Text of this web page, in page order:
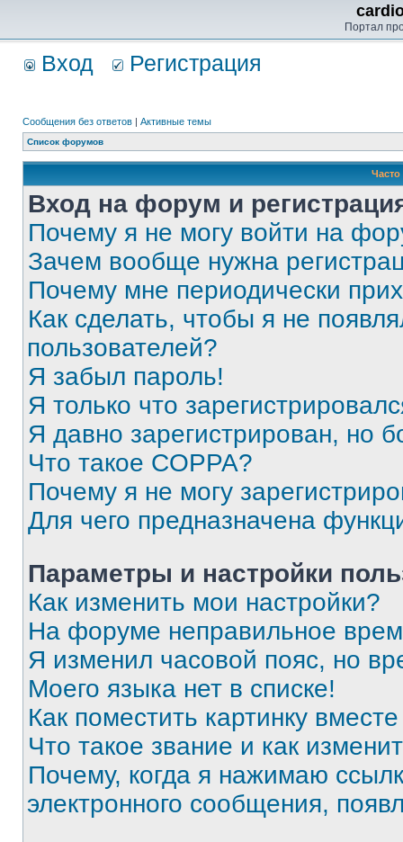
Портал
Вход Регистрация
Сообщения без ответов | Активные темы
Список форумов
Вход на форум и
Почему я не могу войти на
Зачем вообще нужна
Почему мне периодически
Как сделать, чтобы я не
пользователей?
Я забыл пароль!
Я только что
Я давно зарегистрирован, но
Что такое COPPA?
Почему я не могу
Для чего предназначена
Параметры и настройки
Как изменить мои настройки?
На форуме неправильное
Я изменил часовой пояс, но
Моего языка нет в списке!
Как поместить картинку
Что такое звание и как
Почему, когда я нажимаю
электронного сообщения,